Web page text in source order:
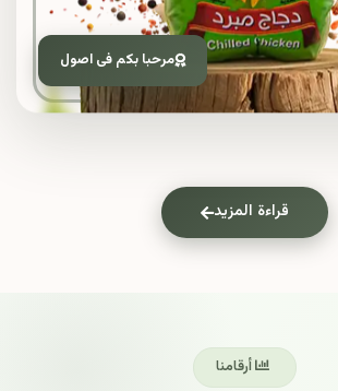
مرحبا بكم فى اصول
قراءة المزيد
أرقامنا